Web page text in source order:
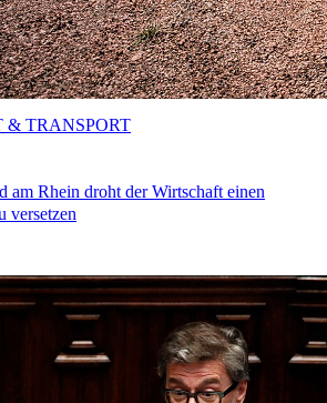
am Rhein droht der Wirtschaft einen
versetzen
& TRANSPORT